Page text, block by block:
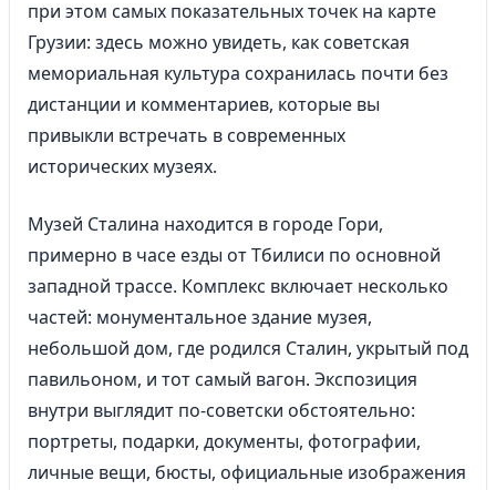
при этом самых показательных точек на карте
Грузии: здесь можно увидеть, как советская
мемориальная культура сохранилась почти без
дистанции и комментариев, которые вы
привыкли встречать в современных
исторических музеях.
Музей Сталина находится в городе Гори,
примерно в часе езды от Тбилиси по основной
западной трассе. Комплекс включает несколько
частей: монументальное здание музея,
небольшой дом, где родился Сталин, укрытый под
павильоном, и тот самый вагон. Экспозиция
внутри выглядит по-советски обстоятельно:
портреты, подарки, документы, фотографии,
личные вещи, бюсты, официальные изображения